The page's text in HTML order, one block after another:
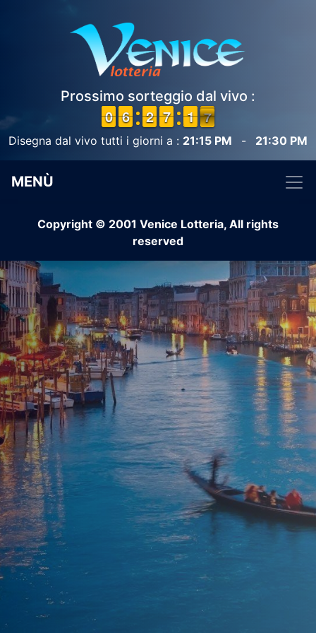
Prossimo sorteggio dal vivo :
9
9
0
0 5
5
6
6 1
1
2
2 6
6
7
7 2
1
1 7
6
6
Disegna dal vivo tutti i giorni a : 21:15 PM - 21:30 PM
MENÙ
Copyright © 2001 Venice Lotteria, All rights
reserved